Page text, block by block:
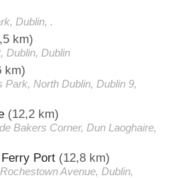
Dublin, .
km)
Dublin, Dublin
km)
Park, North Dublin, Dublin 9,
(12,2 km)
Bakers Corner, Dun Laoghaire,
Port (12,8 km)
Avenue, Dublin,